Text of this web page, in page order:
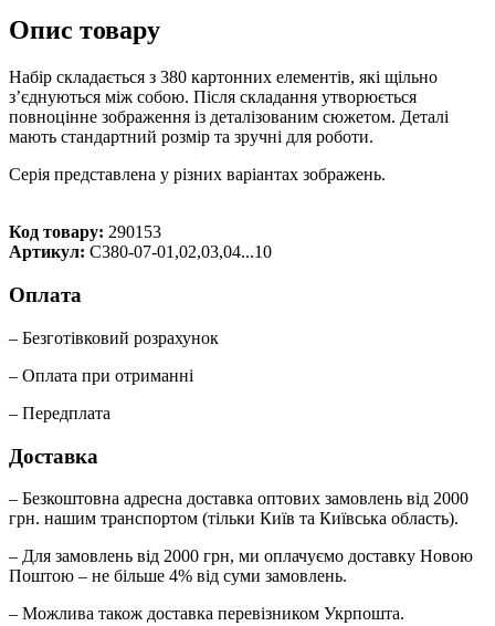
Опис товару
Набір складається з 380 картонних елементів, які щільно
з’єднуються між собою. Після складання утворюється
повноцінне зображення із деталізованим сюжетом. Деталі
мають стандартний розмір та зручні для роботи.
Серія представлена у різних варіантах зображень.
Код товару: 290153
Артикул: C380-07-01,02,03,04...10
Оплата
– Безготівковий розрахунок
– Оплата при отриманні
– Передплата
Доставка
– Безкоштовна адресна доставка оптових замовлень від 2000
грн. нашим транспортом (тільки Київ та Київська область).
– Для замовлень від 2000 грн, ми оплачуємо доставку Новою
Поштою – не більше 4% від суми замовлень.
– Можлива також доставка перевізником Укрпошта.